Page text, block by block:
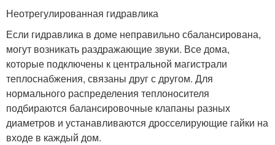
Неотрегулированная гидравлика
Если гидравлика в доме неправильно сбалансирована,
могут возникать раздражающие звуки. Все дома,
которые подключены к центральной магистрали
теплоснабжения, связаны друг с другом. Для
нормального распределения теплоносителя
подбираются балансировочные клапаны разных
диаметров и устанавливаются дросселирующие гайки на
входе в каждый дом.